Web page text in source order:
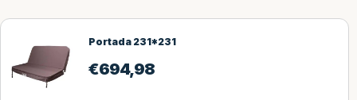
Portada 231*231
€694,98